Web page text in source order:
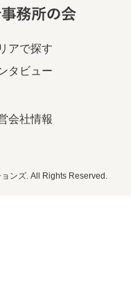
アで探す
タビュー
会社情報
ンズ. All Rights Reserved.